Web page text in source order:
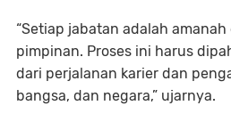
“Setiap jabatan adalah
pimpinan. Proses ini harus
dari perjalanan karier dan
bangsa, dan negara,” ujarnya.